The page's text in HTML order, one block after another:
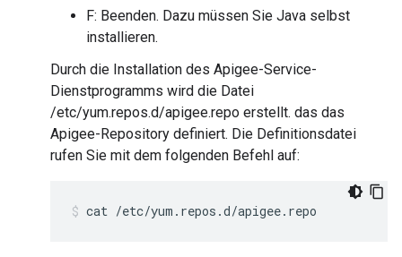
F: Beenden. Dazu müssen Sie Java selbst
installieren.
Durch die Installation des Apigee-Service-
Dienstprogramms wird die Datei
/etc/yum.repos.d/apigee.repo erstellt. das das
Apigee-Repository definiert. Die Definitionsdatei
rufen Sie mit dem folgenden Befehl auf:
cat /etc/yum.repos.d/apigee.repo